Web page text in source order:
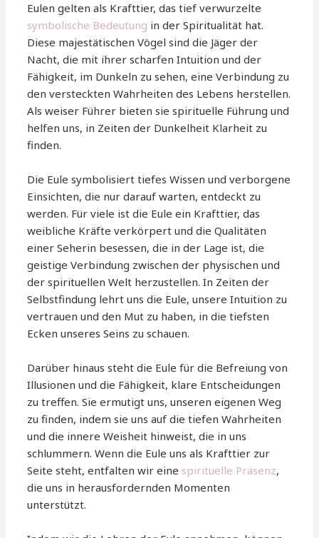
Eulen gelten als Krafttier, das tief verwurzelte
symbolische Bedeutung in der Spiritualität hat.
Diese majestätischen Vögel sind die Jäger der
Nacht, die mit ihrer scharfen Intuition und der
Fähigkeit, im Dunkeln zu sehen, eine Verbindung zu
den versteckten Wahrheiten des Lebens herstellen.
Als weiser Führer bieten sie spirituelle Führung und
helfen uns, in Zeiten der Dunkelheit Klarheit zu
finden.
Die Eule symbolisiert tiefes Wissen und verborgene
Einsichten, die nur darauf warten, entdeckt zu
werden. Für viele ist die Eule ein Krafttier, das
weibliche Kräfte verkörpert und die Qualitäten
einer Seherin besessen, die in der Lage ist, die
geistige Verbindung zwischen der physischen und
der spirituellen Welt herzustellen. In Zeiten der
Selbstfindung lehrt uns die Eule, unsere Intuition zu
vertrauen und den Mut zu haben, in die tiefsten
Ecken unseres Seins zu schauen.
Darüber hinaus steht die Eule für die Befreiung von
Illusionen und die Fähigkeit, klare Entscheidungen
zu treffen. Sie ermutigt uns, unseren eigenen Weg
zu finden, indem sie uns auf die tiefen Wahrheiten
und die innere Weisheit hinweist, die in uns
schlummern. Wenn die Eule uns als Krafttier zur
Seite steht, entfalten wir eine spirituelle Präsenz,
die uns in herausfordernden Momenten
unterstützt.